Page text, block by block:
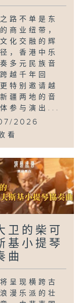
路不单是东
商业纽带，
化交融的辉
，香港中乐
多元民族音
越千年回
特别邀请越
疆两地的音
参与演出...
2026
看
卫的柴可
基小提琴
曲
呈现横跨古
漫乐派的壮